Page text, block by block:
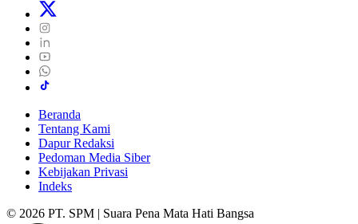
Beranda
Tentang Kami
Dapur Redaksi
Pedoman Media Siber
Kebijakan Privasi
Indeks
© 2026 PT. SPM | Suara Pena Mata Hati Bangsa